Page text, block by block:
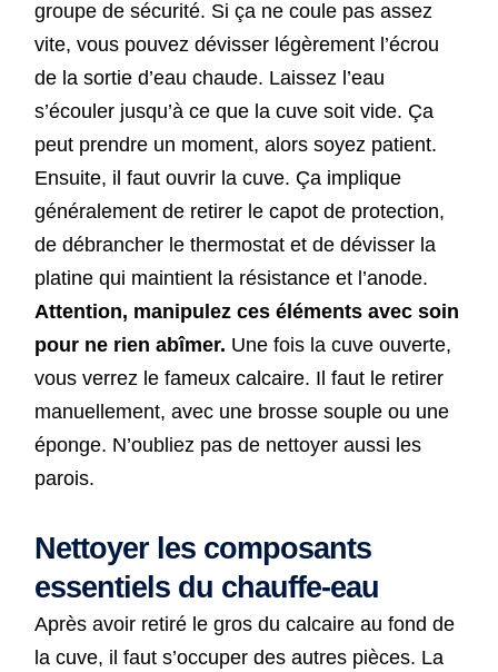
groupe de sécurité. Si ça ne coule pas assez
vite, vous pouvez dévisser légèrement l’écrou
de la sortie d’eau chaude. Laissez l’eau
s’écouler jusqu’à ce que la cuve soit vide. Ça
peut prendre un moment, alors soyez patient.
Ensuite, il faut ouvrir la cuve. Ça implique
généralement de retirer le capot de protection,
de débrancher le thermostat et de dévisser la
platine qui maintient la résistance et l’anode.
Attention, manipulez ces éléments avec soin
pour ne rien abîmer. Une fois la cuve ouverte,
vous verrez le fameux calcaire. Il faut le retirer
manuellement, avec une brosse souple ou une
éponge. N’oubliez pas de nettoyer aussi les
parois.
Nettoyer les composants
essentiels du chauffe-eau
Après avoir retiré le gros du calcaire au fond de
la cuve, il faut s’occuper des autres pièces. La